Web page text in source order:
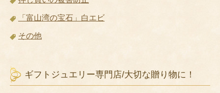
「富山湾の宝石」白エビ
その他
ギフトジュエリー専門店/大切な贈り物に！